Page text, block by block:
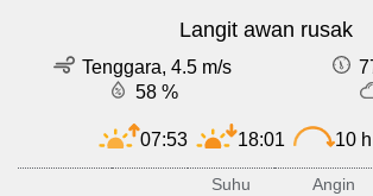
Langit awan rusak
Tenggara, 4.5 m/s
58 %
07:53 18:01 10
Suhu Angin